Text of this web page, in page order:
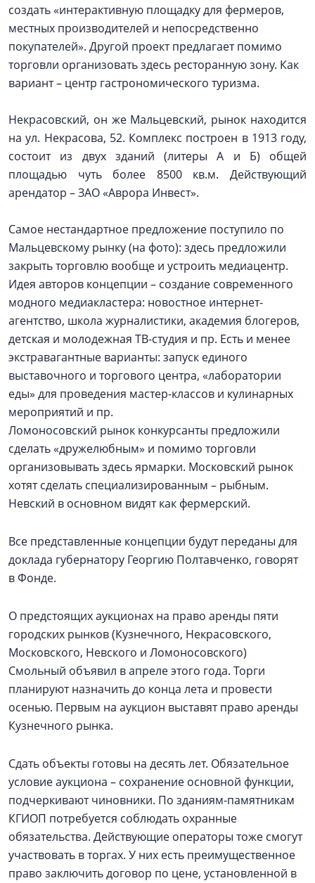
создать «интерактивную площадку для фермеров,
местных производителей и непосредственно
покупателей». Другой проект предлагает помимо
торговли организовать здесь ресторанную зону. Как
вариант – центр гастрономического туризма.
Некрасовский, он же Мальцевский, рынок находится
на ул. Некрасова, 52. Комплекс построен в 1913 году,
состоит из двух зданий (литеры А и Б) общей
площадью чуть более 8500 кв.м. Действующий
арендатор – ЗАО «Аврора Инвест».
Самое нестандартное предложение поступило по
Мальцевскому рынку (на фото): здесь предложили
закрыть торговлю вообще и устроить медиацентр.
Идея авторов концепции – создание современного
модного медиакластера: новостное интернет-
агентство, школа журналистики, академия блогеров,
детская и молодежная ТВ-студия и пр. Есть и менее
экстравагантные варианты: запуск единого
выставочного и торгового центра, «лаборатории
еды» для проведения мастер-классов и кулинарных
мероприятий и пр.
Ломоносовский рынок конкурсанты предложили
сделать «дружелюбным» и помимо торговли
организовывать здесь ярмарки. Московский рынок
хотят сделать специализированным – рыбным.
Невский в основном видят как фермерский.
Все представленные концепции будут переданы для
доклада губернатору Георгию Полтавченко, говорят
в Фонде.
О предстоящих аукционах на право аренды пяти
городских рынков (Кузнечного, Некрасовского,
Московского, Невского и Ломоносовского)
Смольный объявил в апреле этого года. Торги
планируют назначить до конца лета и провести
осенью. Первым на аукцион выставят право аренды
Кузнечного рынка.
Сдать объекты готовы на десять лет. Обязательное
условие аукциона – сохранение основной функции,
подчеркивают чиновники. По зданиям-памятникам
КГИОП потребуется соблюдать охранные
обязательства. Действующие операторы тоже смогут
участвовать в торгах. У них есть преимущественное
право заключить договор по цене, установленной в